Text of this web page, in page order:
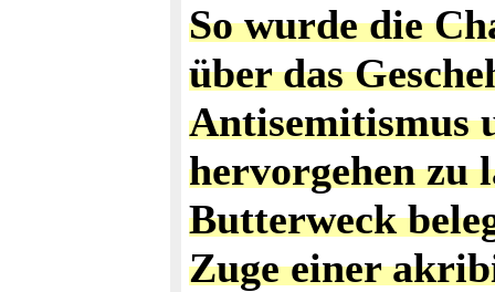
So wurde die
über das
Antisemitismus
hervorgehen zu
Butterweck
Zuge einer